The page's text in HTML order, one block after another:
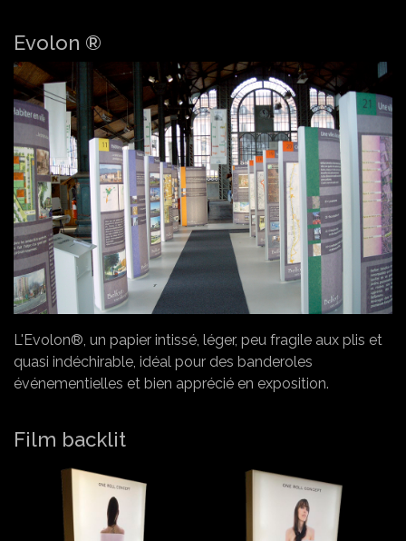
Evolon ®
L'Evolon®, un papier intissé, léger, peu fragile aux plis et
quasi indéchirable, idéal pour des banderoles
événementielles et bien apprécié en exposition.
Film backlit